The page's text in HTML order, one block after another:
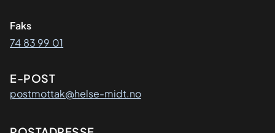
Faks
74 83 99 01
E-POST
postmottak@helse-midt.no